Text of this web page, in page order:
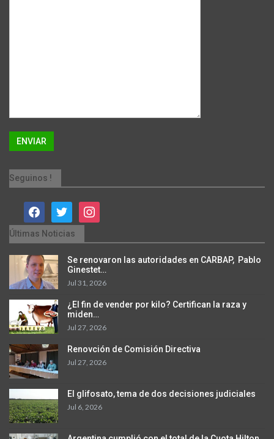
Seguinos !
facebooktwitter instagram
Últimas Noticias
Se renovaron las autoridades en CARBAP, Pablo
Ginestet…
Jul 31, 2026
¿El fin de vender por kilo? Certifican la raza y
miden…
Jul 27, 2026
Renovción de Comisión Directiva
Jul 27, 2026
El glifosato, tema de dos decisiones judiciales
Jul 6, 2026